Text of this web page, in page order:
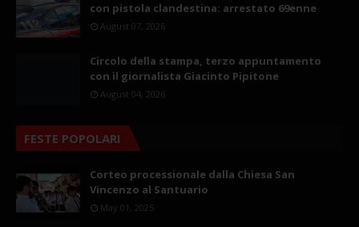
con pistola clandestina: arrestato 69enne
August 07, 2026
Circolo della stampa, terzo appuntamento
con il giornalista Giacinto Pipitone
August 04, 2026
FESTE POPOLARI
Corteo processionale dalla Chiesa San
Vincenzo al Santuario
May 01, 2025